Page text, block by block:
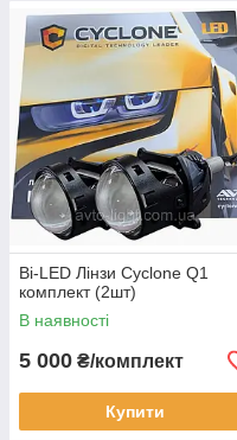
Bi-LED Лінзи Cyclone Q1
комплект (2шт)
В наявності
5 000 ₴/комплект
Купити